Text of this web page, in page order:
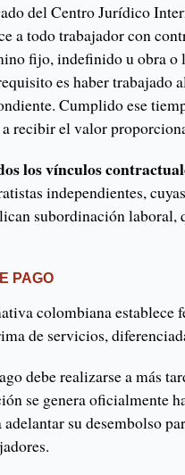
del Centro Jurídico
a todo trabajador con
fijo, indefinido u obra o
es haber trabajado
Cumplido ese
recibir el valor
los vínculos
independientes,
subordinación laboral,
PAGO
colombiana establece
de servicios,
debe realizarse a más
se genera oficialmente
su desembolso